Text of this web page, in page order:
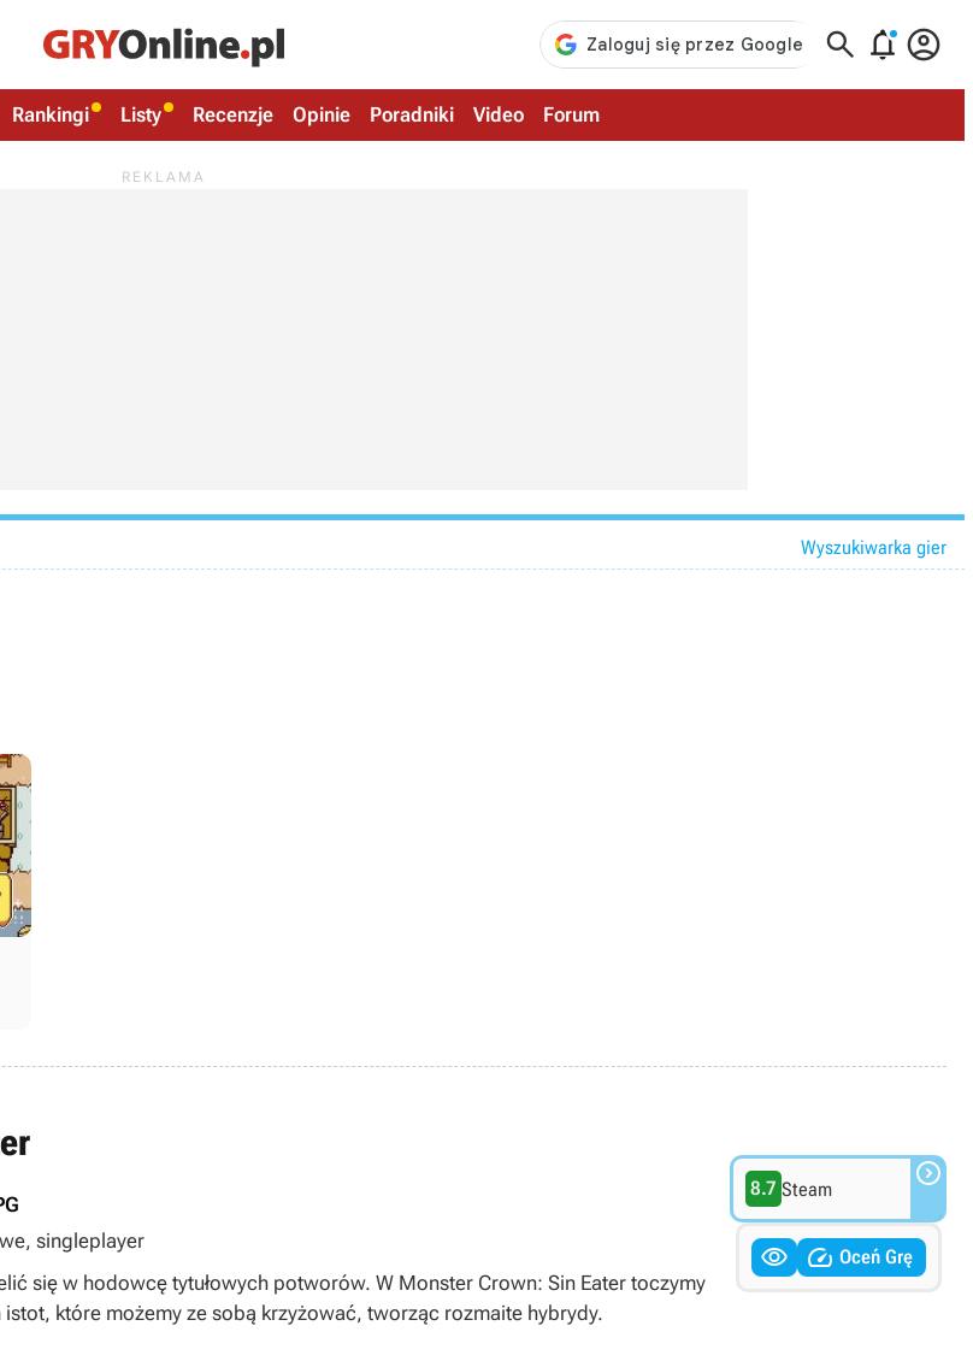
  
Rankingi Listy Recenzje Opinie Poradniki Video Forum
Wyszukiwarka gier
singleplayer
się w hodowcę tytułowych potworów. W Monster Crown: Sin Eater toczymy
które możemy ze sobą krzyżować, tworząc rozmaite hybrydy.
8.7 Steam 
  Oceń Grę